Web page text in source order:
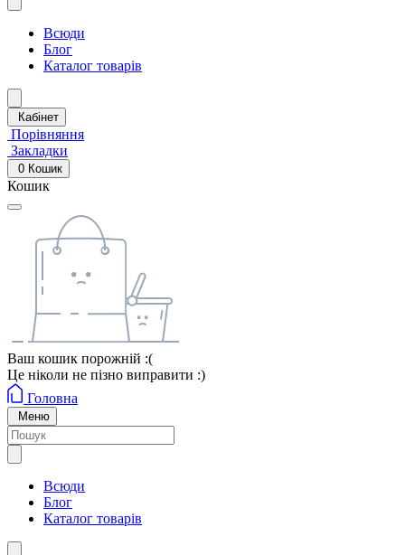
Всюди
Блог
Каталог товарів
Кабінет
Порівняння
Закладки
0 Кошик
Кошик
Ваш кошик порожній :(
Це ніколи не пізно виправити :)
Головна
Меню
Всюди
Блог
Каталог товарів